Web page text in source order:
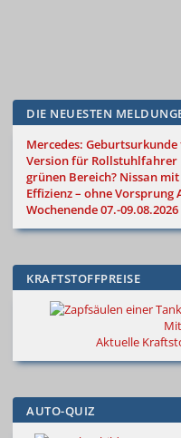
DIE NEUESTEN
Mercedes:
Version für Rollstuhlfahrer
grünen Bereich? Nissan
Effizienz – ohne Vorsprung
Wochenende 07.-09.08.2026
KRAFTSTOFFPREISE
Aktuelle
AUTO-QUIZ